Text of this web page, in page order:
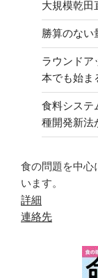
大規模乾田
勝算のない
ラウンドア
本でも始ま
食料システ
種開発新法
食の問題を中心
います。
詳細
連絡先